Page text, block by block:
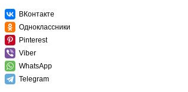
ВКонтакте
Одноклассники
Pinterest
Viber
WhatsApp
Telegram